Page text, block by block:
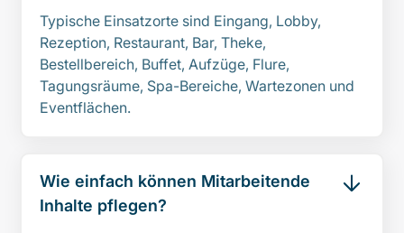
Typische Einsatzorte sind Eingang, Lobby,
Rezeption, Restaurant, Bar, Theke,
Bestellbereich, Buffet, Aufzüge, Flure,
Tagungsräume, Spa-Bereiche, Wartezonen und
Eventflächen.
Wie einfach können Mitarbeitende
Inhalte pflegen?